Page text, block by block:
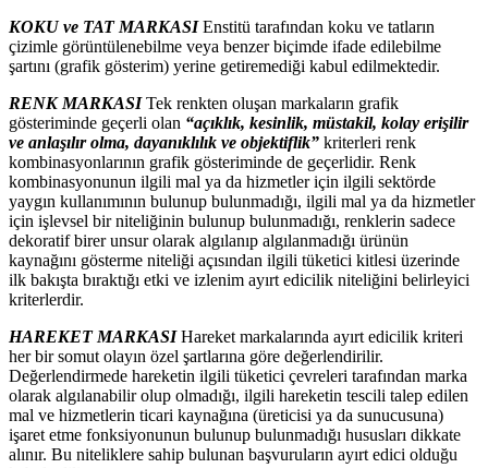
KOKU ve TAT MARKASIEnstitü tarafından koku ve tatların
çizimle görüntülenebilme veya benzer biçimde ifade edilebilme
şartını (grafik gösterim) yerine getiremediği kabul edilmektedir.
RENK MARKASITek renkten oluşan markaların grafik
gösteriminde geçerli olan “açıklık, kesinlik, müstakil, kolay erişilir
ve anlaşılır olma, dayanıklılık ve objektiflik” kriterleri renk
kombinasyonlarının grafik gösteriminde de geçerlidir. Renk
kombinasyonunun ilgili mal ya da hizmetler için ilgili sektörde
yaygın kullanımının bulunup bulunmadığı, ilgili mal ya da hizmetler
için işlevsel bir niteliğinin bulunup bulunmadığı, renklerin sadece
dekoratif birer unsur olarak algılanıp algılanmadığı ürünün
kaynağını gösterme niteliği açısından ilgili tüketici kitlesi üzerinde
ilk bakışta bıraktığı etki ve izlenim ayırt edicilik niteliğini belirleyici
kriterlerdir.
HAREKET MARKASIHareket markalarında ayırt edicilik kriteri
her bir somut olayın özel şartlarına göre değerlendirilir.
Değerlendirmede hareketin ilgili tüketici çevreleri tarafından marka
olarak algılanabilir olup olmadığı, ilgili hareketin tescili talep edilen
mal ve hizmetlerin ticari kaynağına (üreticisi ya da sunucusuna)
işaret etme fonksiyonunun bulunup bulunmadığı hususları dikkate
alınır. Bu niteliklere sahip bulunan başvuruların ayırt edici olduğu